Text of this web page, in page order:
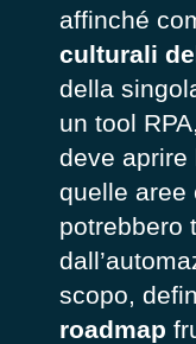
affinché
culturali
della
un tool
deve aprire
quelle aree
potrebbero
scopo,
roadmap